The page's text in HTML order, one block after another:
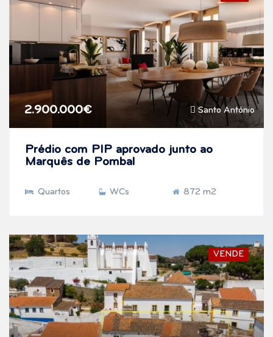
Santo António
2.900.000€
Prédio com PIP aprovado junto ao
Marquês de Pombal
Quartos WCs 872 m2
VENDE